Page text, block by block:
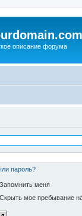
описание форума
пароль?
Запомнить меня
Скрыть мое пребывание